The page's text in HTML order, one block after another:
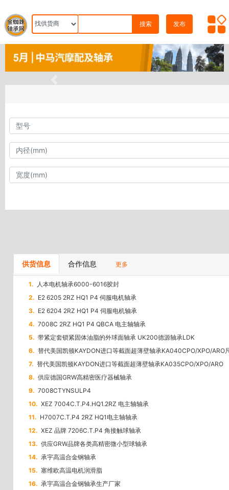
搜索 发布
供货信息 合作信息 更多
1.
人本电机轴承6000-6016胶封
2. E2 6205 2RZ HQ1 P4 伺服电机轴承
3. E2 6204 2RZ HQ1 P4 伺服电机轴承
4. 7008C 2RZ HQ1 P4 QBCA 电主轴轴承
5. 带紧定套锁紧固体油脂的外球面轴承 UK200德源轴承LDK
6. 替代美国凯顿KAYDON进口等截面超薄壁轴承KA040CPO/XPO/
7. 替代美国凯顿KAYDON进口等截面超薄壁轴承KA035CPO/XPO/ARO
8. 供应德国GRW高精密医疗器械轴承
9. 7008CTYNSULP4
10. XEZ 7004C.T.P4.HQ1.2RZ 电主轴轴承
11. H7007C.T.P4 2RZ HQ1电主轴轴承
12. XEZ 品牌 7206C.T.P4 角接触球轴承
13. 供应GRW品牌各类高精密微小型球轴承
14. 承宇高温合金钢轴承
15. 塞维欧高温电机润滑脂
16. 承宇高温合金钢轴承生产厂家